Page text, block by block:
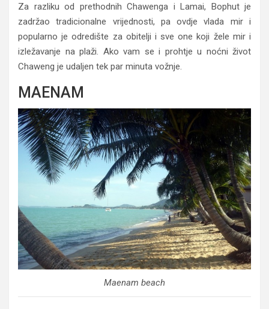
Za razliku od prethodnih Chawenga i Lamai, Bophut je
zadržao tradicionalne vrijednosti, pa ovdje vlada mir i
popularno je odredište za obitelji i sve one koji žele mir i
izležavanje na plaži. Ako vam se i prohtje u noćni život
Chaweng je udaljen tek par minuta vožnje.
MAENAM
Maenam beach